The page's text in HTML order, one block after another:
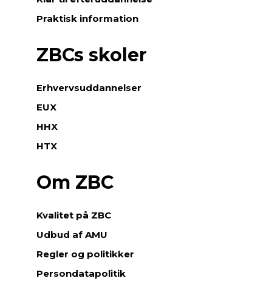
Praktisk information
ZBCs skoler
Erhvervsuddannelser
EUX
HHX
HTX
Om ZBC
Kvalitet på ZBC
Udbud af AMU
Regler og politikker
Persondatapolitik